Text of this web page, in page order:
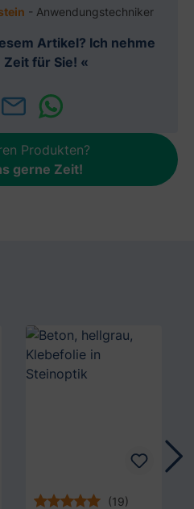
- Anwendungstechniker
Artikel? Ich nehme
für Sie! «
Produkten?
gerne Zeit!
(19)